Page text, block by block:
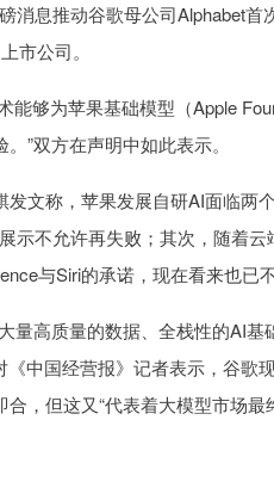
息推动谷歌母公司Alphabet首
市公司。
够为苹果基础模型（Apple
”双方在声明中如此表示。
文称，苹果发展自研AI面临两
示不允许再失败；其次，随着
与Siri的承诺，现在看来也已
高质量的数据、全栈性的AI基
中国经营报》记者表示，谷歌
，但这又“代表着大模型市场最